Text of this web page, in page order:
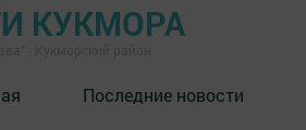
КУКМОРА
Последние новости